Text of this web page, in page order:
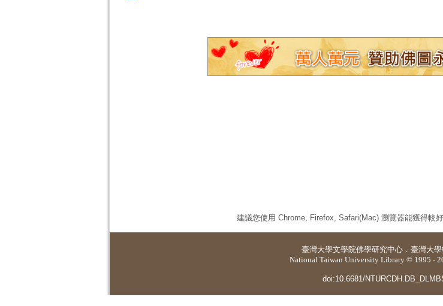
建議您使用 Chrome, Firefox, Safari(Mac) 瀏覽器能獲得較
臺灣大學文學院佛學研究中心 ． 臺灣大
National Taiwan University Library © 1995 -
doi:10.6681/